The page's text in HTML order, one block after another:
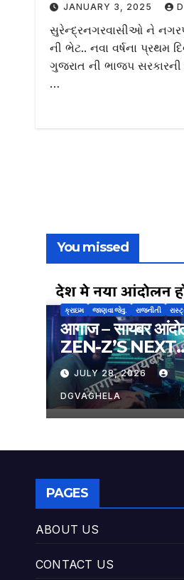
JANUARY 3, 2025
સુરેન્દ્રનગરવાસીઓ ને
ની ભેટ.. નવા વર્ષના
ગુજરાત ની ભાજપ
…
You missed
ક્રાઇમ જાણવા જેવુ. રાજનીતી
आगाज – सायबर
ZEN-Z’S NEXT
MOOV (
JULY 28, 2026
DGVAGHELA
PAGES
ABOUT US
CONTACT US